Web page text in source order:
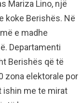
Mariza Lino, një
koke Berishës. Në
e madhe
Departamenti
Berishës që të
zona elektorale por
ishin me te mirat